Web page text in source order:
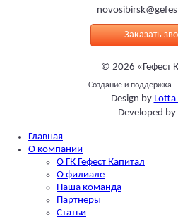
Заказать
© 2026 «Гефест
Создание и поддержка
Design by Lotta
Developed by
Главная
О компании
О ГК Гефест Капитал
О филиале
Наша команда
Партнеры
Статьи